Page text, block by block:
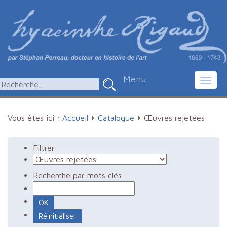
Menu
Vous êtes ici : Accueil Catalogue Œuvres rejetées
Filtrer
Recherche par mots clés